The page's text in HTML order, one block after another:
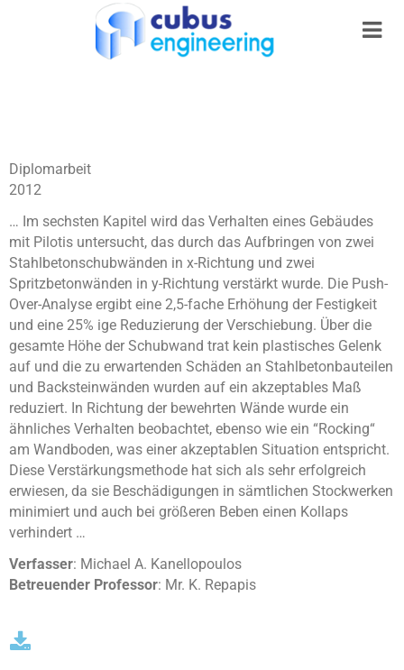
Diplomarbeit
2012
… Im sechsten Kapitel wird das Verhalten eines Gebäudes
mit Pilotis untersucht, das durch das Aufbringen von zwei
Stahlbetonschubwänden in x-Richtung und zwei
Spritzbetonwänden in y-Richtung verstärkt wurde. Die Push-
Over-Analyse ergibt eine 2,5-fache Erhöhung der Festigkeit
und eine 25% ige Reduzierung der Verschiebung. Über die
gesamte Höhe der Schubwand trat kein plastisches Gelenk
auf und die zu erwartenden Schäden an Stahlbetonbauteilen
und Backsteinwänden wurden auf ein akzeptables Maß
reduziert. In Richtung der bewehrten Wände wurde ein
ähnliches Verhalten beobachtet, ebenso wie ein “Rocking“
am Wandboden, was einer akzeptablen Situation entspricht.
Diese Verstärkungsmethode hat sich als sehr erfolgreich
erwiesen, da sie Beschädigungen in sämtlichen Stockwerken
minimiert und auch bei größeren Beben einen Kollaps
verhindert …
Verfasser: Michael A. Kanellopoulos
Betreuender Professor: Mr. K. Repapis